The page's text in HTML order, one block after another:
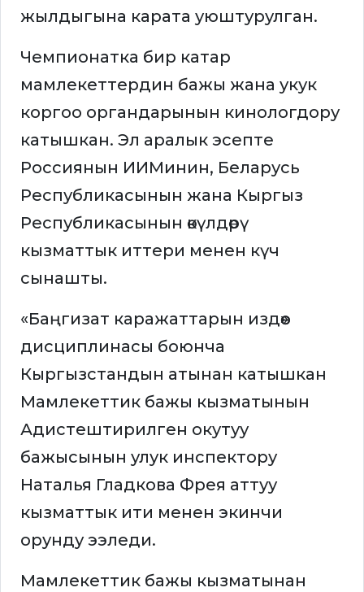
жылдыгына карата уюштурулган.
Чемпионатка бир катар
мамлекеттердин бажы жана укук
коргоо органдарынын кинологдору
катышкан. Эл аралык эсепте
Россиянын ИИМинин, Беларусь
Республикасынын жана Кыргыз
Республикасынын өкүлдөрү
кызматтык иттери менен күч
сынашты.
«Баңгизат каражаттарын издөө»
дисциплинасы боюнча
Кыргызстандын атынан катышкан
Мамлекеттик бажы кызматынын
Адистештирилген окутуу
бажысынын улук инспектору
Наталья Гладкова Фрея аттуу
кызматтык ити менен экинчи
орунду ээледи.
Мамлекеттик бажы кызматынан